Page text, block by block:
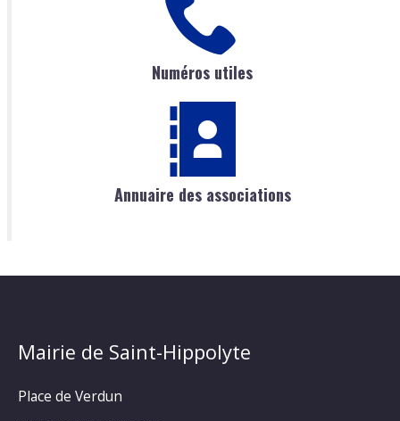
Numéros utiles
Annuaire des associations
Mairie de Saint-Hippolyte
Place de Verdun